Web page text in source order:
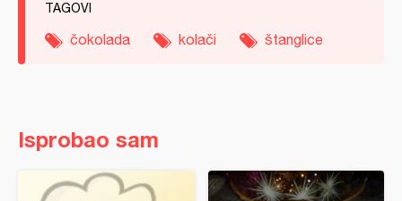
TAGOVI
čokolada kolači štanglice
Isprobao sam